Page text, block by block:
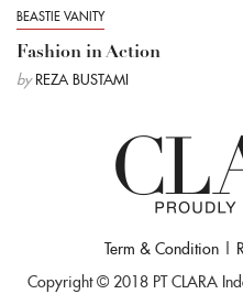
BEASTIE VANITY
Fashion in Action
by REZA BUSTAMI
Term & Condition|
Copyright © 2018 PT CLARA